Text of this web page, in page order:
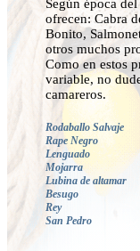
Según época
ofrecen: Cabra
Bonito,
otros muchos
Como en estos
variable, no
camareros.
Rodaballo Salvaje
Rape Negro
Lenguado
Mojarra
Lubina de altamar
Besugo
Rey
San Pedro